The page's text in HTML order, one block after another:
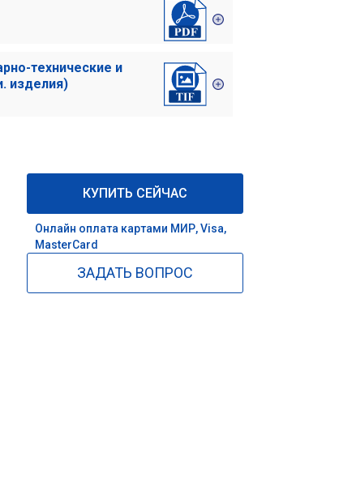
технические и
изделия)
КУПИТЬ СЕЙЧАС
Онлайн оплата картами МИР, Visa,
MasterCard
ЗАДАТЬ ВОПРОС